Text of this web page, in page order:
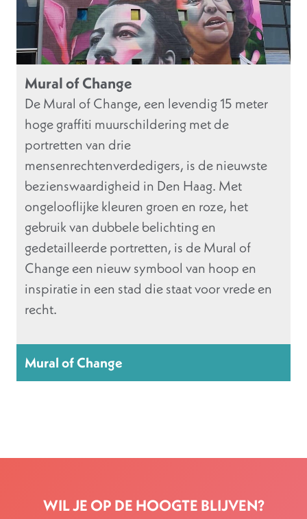
Mural of Change
De Mural of Change, een levendig 15 meter
hoge graffiti muurschildering met de
portretten van drie
mensenrechtenverdedigers, is de nieuwste
bezienswaardigheid in Den Haag. Met
ongelooflijke kleuren groen en roze, het
gebruik van dubbele belichting en
gedetailleerde portretten, is de Mural of
Change een nieuw symbool van hoop en
inspiratie in een stad die staat voor vrede en
recht.
Mural of Change
WIL JE OP DE HOOGTE BLIJVEN?